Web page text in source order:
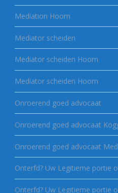
Mediation Hoorn
Mediator scheiden
Mediator scheiden Hoorn
Mediator scheiden Hoorn
Onroerend goed advocaat
Onroerend goed advocaat
Onroerend goed advocaat
Onterfd? Uw Legitieme portie
Onterfd? Uw Legitieme portie